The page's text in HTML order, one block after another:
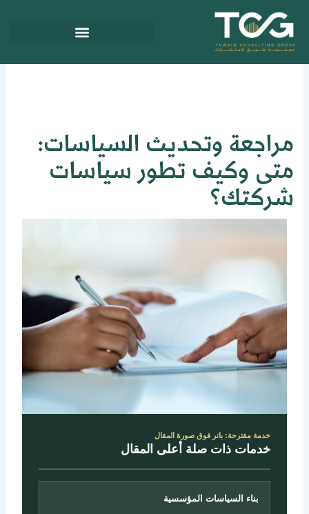
وتحديث السياسات:
وكيف تطور سياسات
خدمة مقترحة: بانر فوق صورة المقال
خدمات ذات صلة أعلى المقال
بناء السياسات المؤسسية